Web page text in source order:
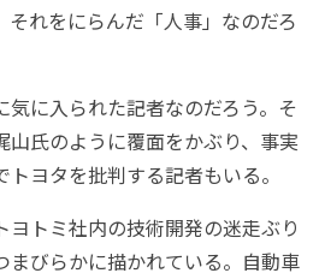
れをにらんだ「人事」なのだろ
に入られた記者なのだろう。そ
山氏のように覆面をかぶり、事実
ヨタを批判する記者もいる。
トミ社内の技術開発の迷走ぶり
まびらかに描かれている。自動車